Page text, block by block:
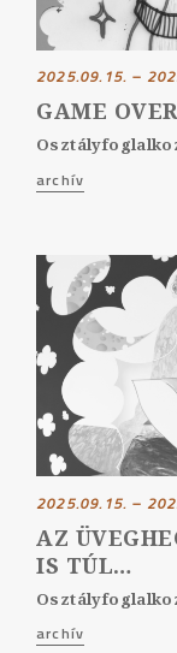
2025.09.15. –
GAME OVER
archív
2025.09.15. –
AZ
IS TÚL…
archív